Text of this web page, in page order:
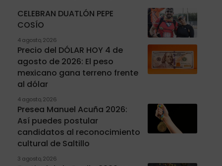
CELEBRAN DUATLÓN PEPE
COSÍO
4 agosto, 2026
Precio del DÓLAR HOY 4 de
agosto de 2026: El peso
mexicano gana terreno frente
al dólar
4 agosto, 2026
Presea Manuel Acuña 2026:
Así puedes postular
candidatos al reconocimiento
cultural de Saltillo
3 agosto, 2026